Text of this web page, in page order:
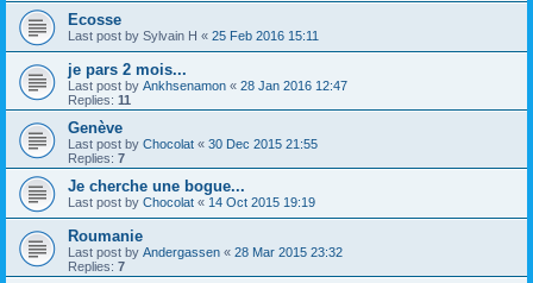
Ecosse
Last post by Sylvain H « 25 Feb 2016 15:11
je pars 2 mois...
Last post by Ankhsenamon « 28 Jan 2016 12:47
Replies: 11
Genève
Last post by Chocolat « 30 Dec 2015 21:55
Replies: 7
Je cherche une bogue...
Last post by Chocolat « 14 Oct 2015 19:19
Roumanie
Last post by Andergassen « 28 Mar 2015 23:32
Replies: 7